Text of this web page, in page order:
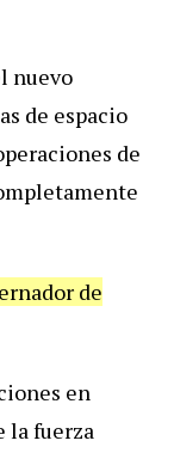
nuevo
de espacio
de
de
en
la fuerza